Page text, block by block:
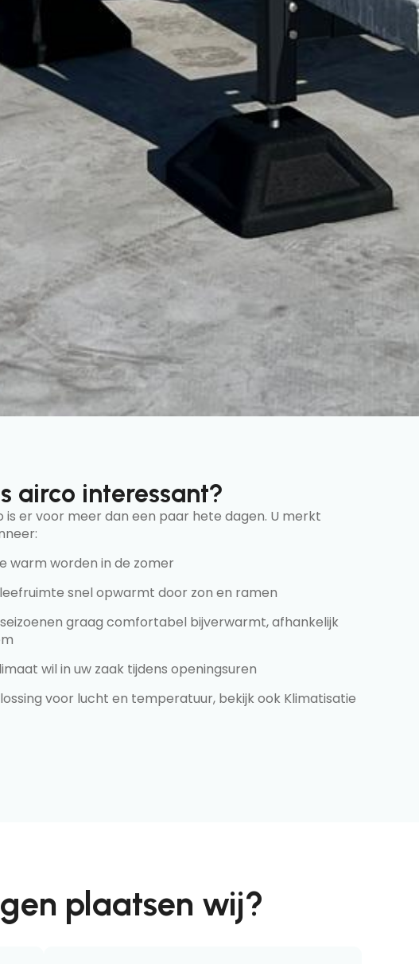
airco interessant?
is er voor meer dan een paar hete dagen. U merkt
warm worden in de zomer
snel opwarmt door zon en ramen
graag comfortabel bijverwarmt, afhankelijk
wil in uw zaak tijdens openingsuren
voor lucht en temperatuur, bekijk ook Klimatisatie
plaatsen wij?